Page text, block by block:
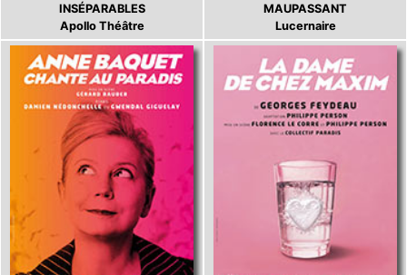
INSÉPARABLES
Apollo Théâtre
MAUPASSANT
Lucernaire